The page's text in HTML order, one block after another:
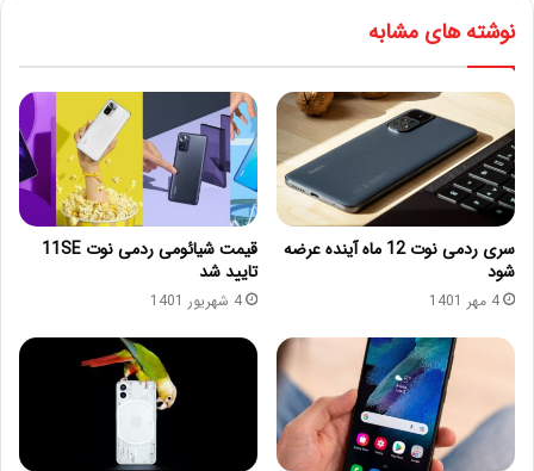
نوشته های مشابه
سری ردمی نوت 12 ماه آینده عرضه
شود
4 مهر 1401
قیمت شیائومی ردمی نوت 11SE
تایید شد
4 شهریور 1401